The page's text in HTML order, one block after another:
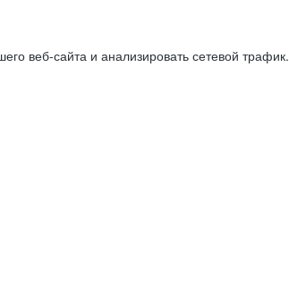
веб-сайта и анализировать сетевой трафик.